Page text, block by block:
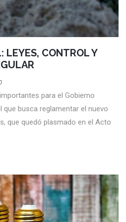
LEYES, CONTROL Y
para el Gobierno
que busca reglamentar el nuevo
que quedó plasmado en el Acto